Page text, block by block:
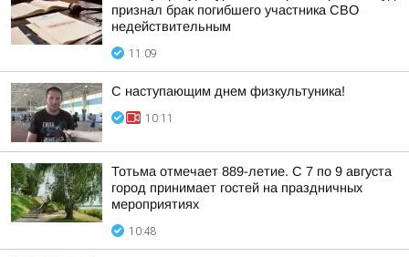
признал брак погибшего участника СВО
недействительным
11:09
С наступающим днем физкультуника!
10:11
Тотьма отмечает 889-летие. С 7 по 9 августа
город принимает гостей на праздничных
мероприятиях
10:48